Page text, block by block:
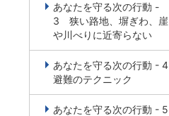
あなたを守る次の行動 -
3 狭い路地、塀ぎわ、崖
や川べりに近寄らない
あなたを守る次の行動 - 4
避難のテクニック
あなたを守る次の行動 - 5